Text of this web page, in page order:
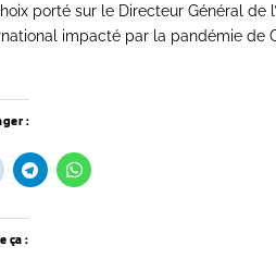
porté sur le Directeur Général de
impacté par la pandémie de
:
ça :